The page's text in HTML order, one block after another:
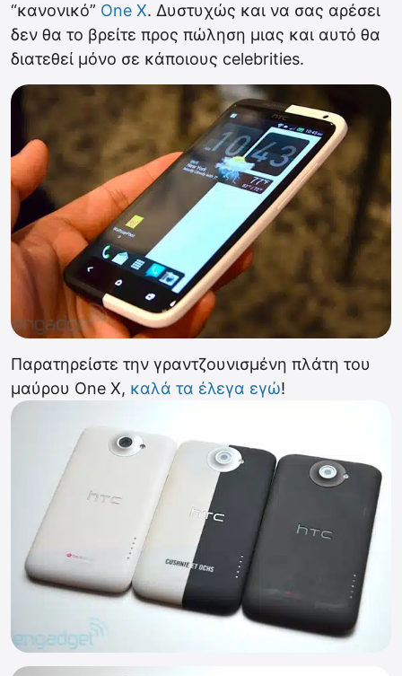
“κανονικό” One X. Δυστυχώς και να σας αρέσει
δεν θα το βρείτε προς πώληση μιας και αυτό θα
διατεθεί μόνο σε κάποιους celebrities.
Παρατηρείστε την γραντζουνισμένη πλάτη του
μαύρου One X, καλά τα έλεγα εγώ!